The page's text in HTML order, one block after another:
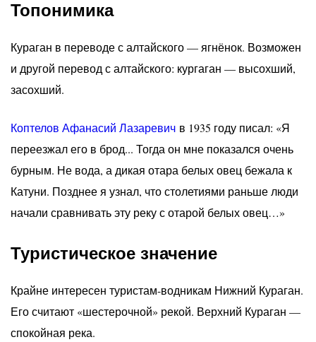
Топонимика
Кураган в переводе с алтайского — ягнёнок. Возможен
и другой перевод с алтайского: кургаган — высохший,
засохший.
Коптелов Афанасий Лазаревич в 1935 году писал: «Я
переезжал его в брод... Тогда он мне показался очень
бурным. Не вода, а дикая отара белых овец бежала к
Катуни. Позднее я узнал, что столетиями раньше люди
начали сравнивать эту реку с отарой белых овец…»
Туристическое значение
Крайне интересен туристам-водникам Нижний Кураган.
Его считают «шестерочной» рекой. Верхний Кураган —
спокойная река.